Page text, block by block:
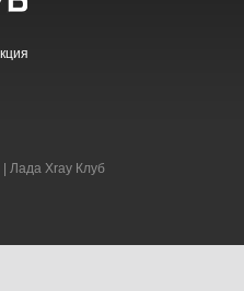
Лада Xray Клуб